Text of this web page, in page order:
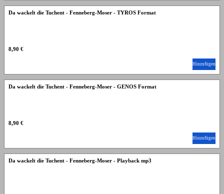
Da wackelt die Tuchent - Fenneberg-Moser - TYROS Format
8,90 €
Hinzufügen
Da wackelt die Tuchent - Fenneberg-Moser - GENOS Format
8,90 €
Hinzufügen
Da wackelt die Tuchent - Fenneberg-Moser - Playback mp3